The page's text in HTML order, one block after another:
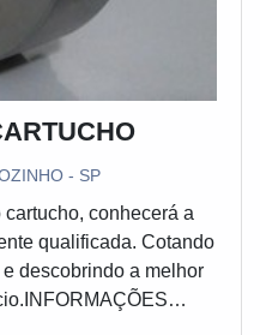
- SP
conhecerá a
qualificada. Cotando
descobrindo a melhor